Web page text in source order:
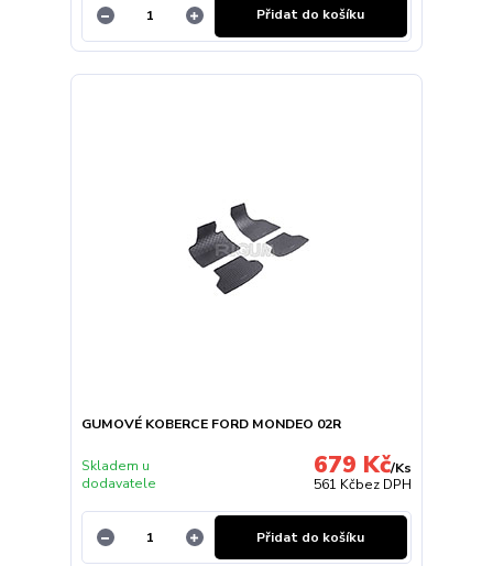
Přidat do košíku
GUMOVÉ KOBERCE FORD MONDEO 02R
679 Kč/Ks
561 Kčbez DPH
Skladem u
dodavatele
Přidat do košíku